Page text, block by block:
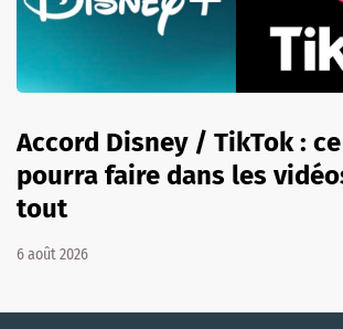
Accord Disney / TikTok :
pourra faire dans les
tout
6 août 2026